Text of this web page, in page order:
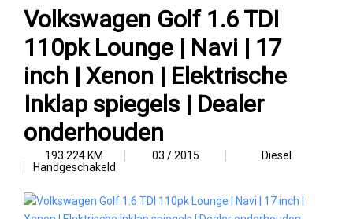
Volkswagen Golf 1.6 TDI
110pk Lounge | Navi | 17
inch | Xenon | Elektrische
Inklap spiegels | Dealer
onderhouden
193.224 KM 03 / 2015
Diesel
Handgeschakeld